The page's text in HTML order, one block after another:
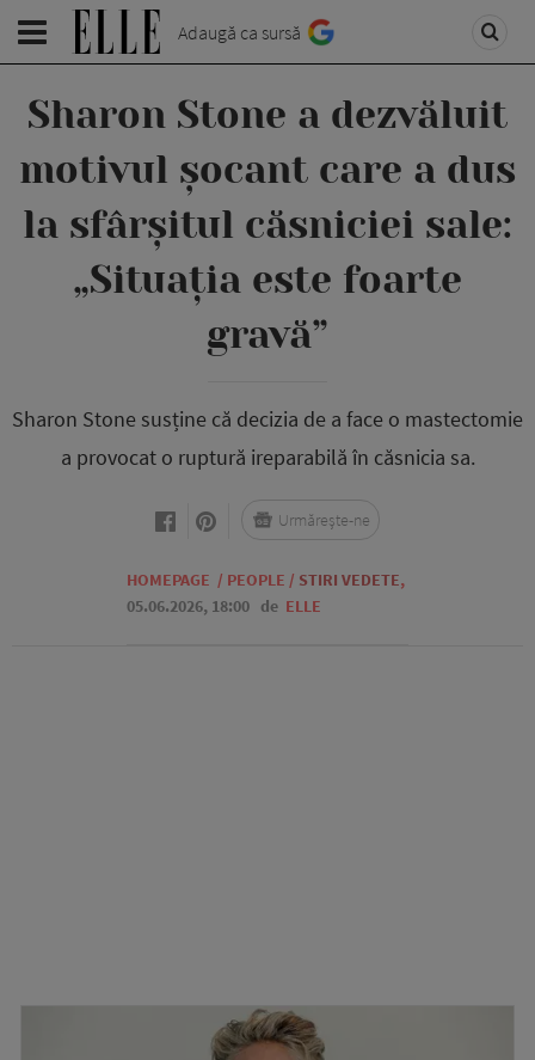
Adaugă ca sursă
Sharon Stone a dezvăluit
motivul șocant care a dus
la sfârșitul căsniciei sale:
„Situația este foarte
gravă”
Sharon Stone susține că decizia de a face o mastectomie
a provocat o ruptură ireparabilă în căsnicia sa.
HOMEPAGE / PEOPLE / STIRI VEDETE,
05.06.2026, 18:00 de ELLE
Urmărește-ne